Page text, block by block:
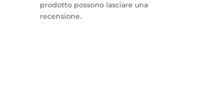
prodotto possono lasciare una
recensione.